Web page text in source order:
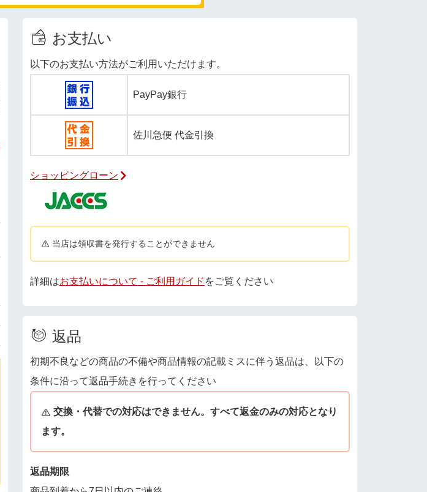
お支払い
以下のお支払い方法がご利用いただけます。
PayPay銀行
佐川急便 代金引換
ショッピングローン
当店は領収書を発行することができません
詳細はお支払いについて - ご利用ガイド をご覧ください
返品
初期不良などの商品の不備や商品情報の記載ミスに伴う返品は、以下の
条件に沿って返品手続きを行ってください
交換・代替での対応はできません。すべて返金のみの対応となり
ます。
返品期限